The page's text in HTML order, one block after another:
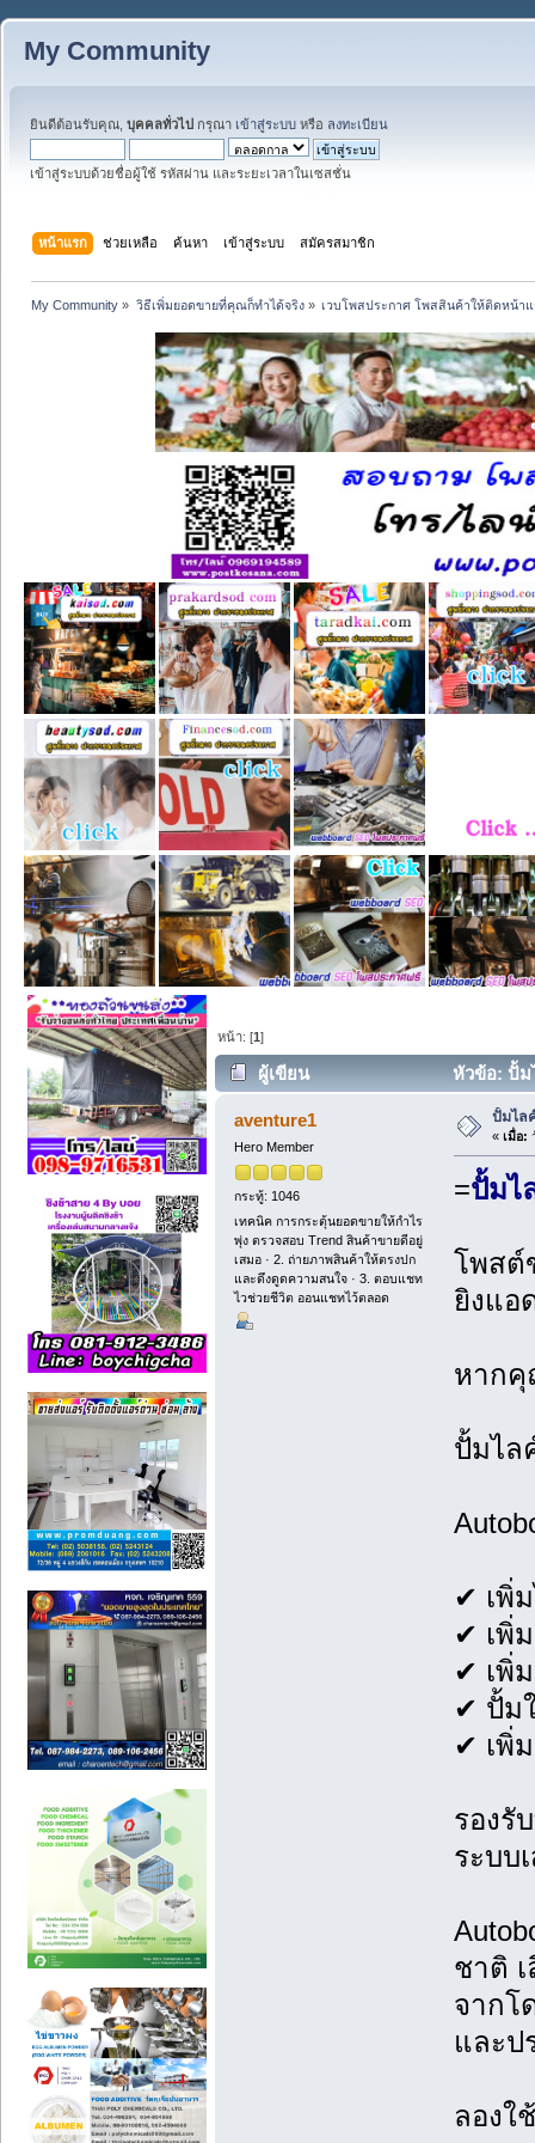
My Community
ยินดีต้อนรับคุณ, บุคคลทั่วไป กรุณา เข้าสู่ระบบ หรือ ลงทะเบียน
เข้าสู่ระบบด้วยชื่อผู้ใช้ รหัสผ่าน และระยะเวลาในเซสชั่น
หน้าแรก ช่วยเหลือ ค้นหา เข้าสู่ระบบ สมัครสมาชิก
My Community » วิธีเพิ่มยอดขายที่คุณก็ทำได้จริง» เวบโพสประกาศ โพสสินค้าให้ติดหน้าแ
หน้า: [1]
ผู้เขียน หัวข้อ: ปั้ม
aventure1
Hero Member
กระทู้: 1046
เทคนิค การกระตุ้นยอดขายให้กำไร
พุ่ง ตรวจสอบ Trend สินค้าขายดีอยู่
เสมอ · 2. ถ่ายภาพสินค้าให้ตรงปก
และดึงดูดความสนใจ · 3. ตอบแชท
ไวช่วยชีวิต ออนแชทไว้ตลอด
ปั้มไล
« เมื่อ:
=ปั้มไ
โพสต์
ยิงแอ
หากคุ
ปั้มไล
✔ เพิ่
✔ เพิ่
✔ เพิ่
✔ ปั้ม
✔ เพิ่
รองรั
ระบบ
ชาติ
จากโ
และป
ลองใ